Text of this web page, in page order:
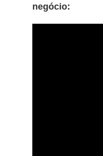
negócio: